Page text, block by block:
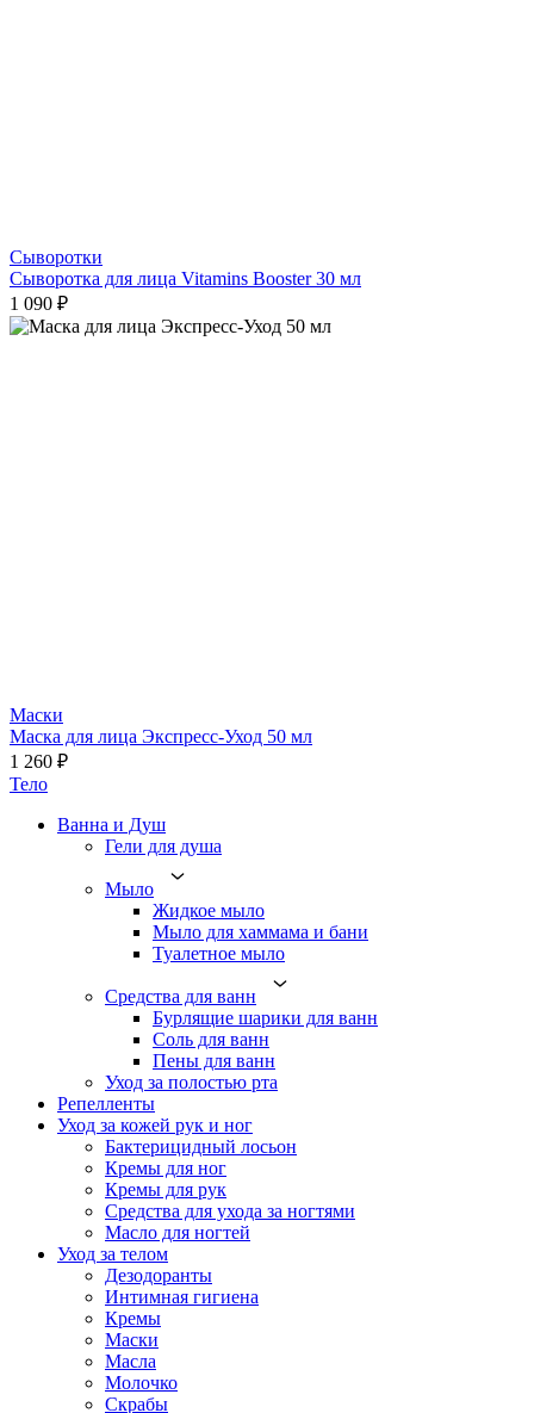
Сыворотки
Сыворотка для лица Vitamins Booster 30 мл
1 090 ₽
Маски
Маска для лица Экспресс-Уход 50 мл
1 260 ₽
Тело
Ванна и Душ
Гели для душа
Мыло
Жидкое мыло
Мыло для хаммама и бани
Туалетное мыло
Средства для ванн
Бурлящие шарики для ванн
Соль для ванн
Пены для ванн
Уход за полостью рта
Репелленты
Уход за кожей рук и ног
Бактерицидный лосьон
Кремы для ног
Кремы для рук
Средства для ухода за ногтями
Масло для ногтей
Уход за телом
Дезодоранты
Интимная гигиена
Кремы
Маски
Масла
Молочко
Скрабы